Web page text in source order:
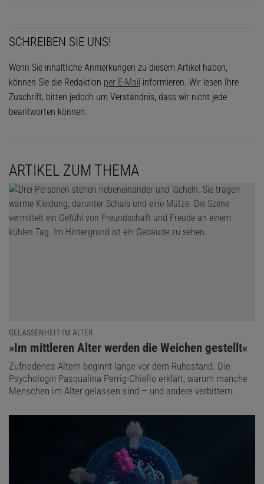
SCHREIBEN SIE UNS!
Wenn Sie inhaltliche Anmerkungen zu diesem Artikel haben,
können Sie die Redaktion per E-Mail informieren. Wir lesen Ihre
Zuschrift, bitten jedoch um Verständnis, dass wir nicht jede
beantworten können.
ARTIKEL ZUM THEMA
GELASSENHEIT IM ALTER
:
»Im mittleren Alter werden die Weichen gestellt«
Zufriedenes Altern beginnt lange vor dem Ruhestand. Die
Psychologin Pasqualina Perrig-Chiello erklärt, warum manche
Menschen im Alter gelassen sind – und andere verbittern.